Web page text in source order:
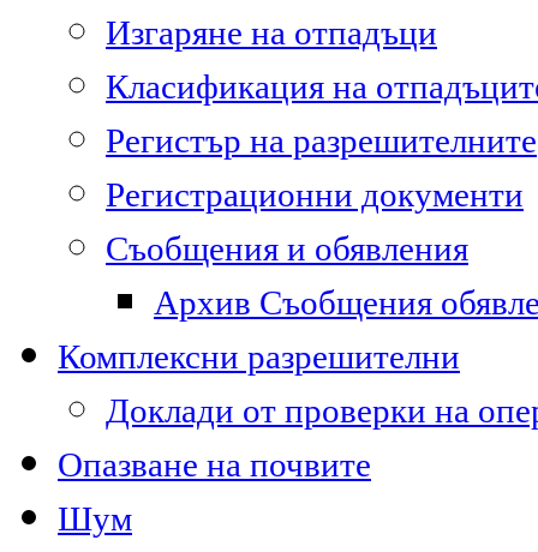
Изгаряне на отпадъци
Класификация на
Регистър на разрешителните
Регистрационни документи
Съобщения и обявления
Архив Съобщения
Комплексни разрешителни
Доклади от проверки на
Опазване на почвите
Шум